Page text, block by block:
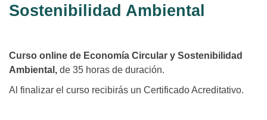
Sostenibilidad Ambiental
Curso online de Economía Circular y Sostenibilidad
Ambiental, de 35 horas de duración.
Al finalizar el curso recibirás un Certificado Acreditativo.